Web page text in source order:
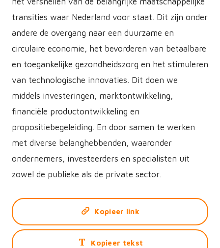
transities waar Nederland voor staat. Dit zijn onder
andere de overgang naar een duurzame en
circulaire economie, het bevorderen van betaalbare
en toegankelijke gezondheidszorg en het stimuleren
van technologische innovaties. Dit doen we
middels investeringen, marktontwikkeling,
financiële productontwikkeling en
propositiebegeleiding. En door samen te werken
met diverse belanghebbenden, waaronder
ondernemers, investeerders en specialisten uit
zowel de publieke als de private sector.
Kopieer link
Kopieer tekst